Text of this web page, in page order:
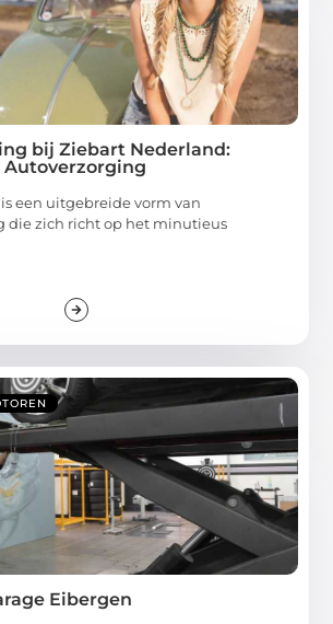
bij Ziebart Nederland:
een uitgebreide vorm van
die zich richt op het minutieus
Eibergen